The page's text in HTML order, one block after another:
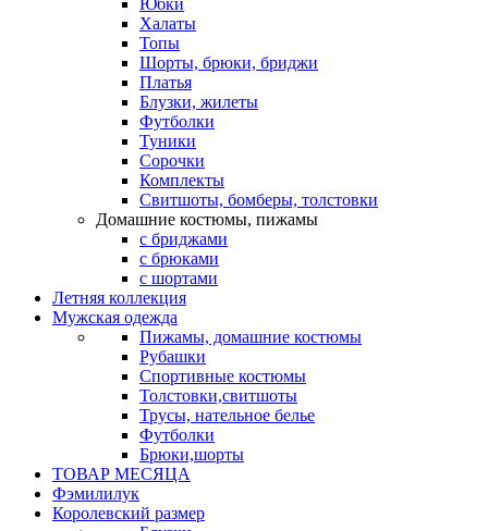
Юбки
Халаты
Топы
Шорты, брюки, бриджи
Платья
Блузки, жилеты
Футболки
Туники
Сорочки
Комплекты
Свитшоты, бомберы, толстовки
Домашние костюмы, пижамы
с бриджами
с брюками
с шортами
Летняя коллекция
Мужская одежда
Пижамы, домашние костюмы
Рубашки
Спортивные костюмы
Толстовки,свитшоты
Трусы, нательное белье
Футболки
Брюки,шорты
ТОВАР МЕСЯЦА
Фэмилилук
Королевский размер